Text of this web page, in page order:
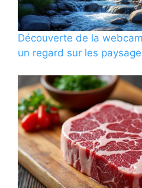
Découverte de la
un regard sur les